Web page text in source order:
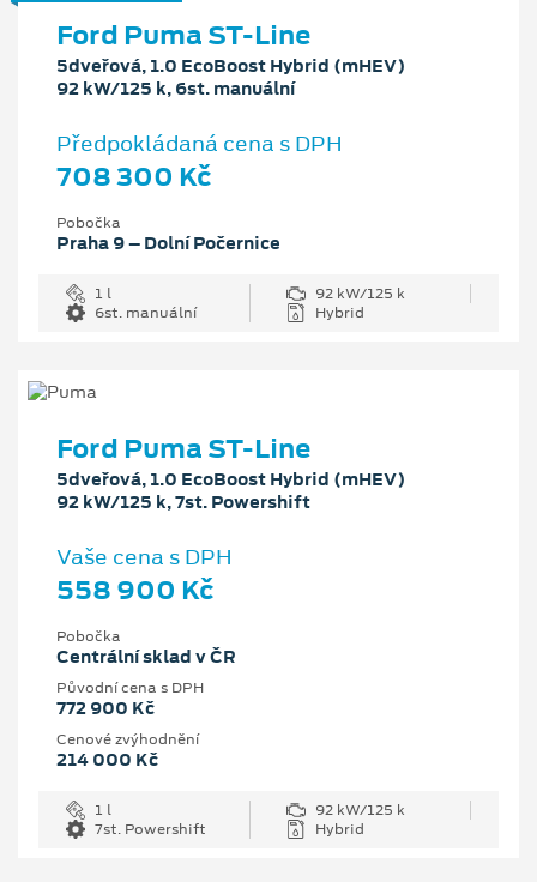
Ford Puma ST-Line
5dveřová, 1.0 EcoBoost Hybrid (mHEV)
92 kW/125 k, 6st. manuální
Předpokládaná cena s DPH
708 300 Kč
Pobočka
Praha 9 – Dolní Počernice
1 l
92 kW/125 k
6st. manuální
Hybrid
Ford Puma ST-Line
5dveřová, 1.0 EcoBoost Hybrid (mHEV)
92 kW/125 k, 7st. Powershift
Vaše cena s DPH
558 900 Kč
Pobočka
Centrální sklad v ČR
Původní cena s DPH
772 900 Kč
Cenové zvýhodnění
214 000 Kč
1 l
92 kW/125 k
7st. Powershift
Hybrid